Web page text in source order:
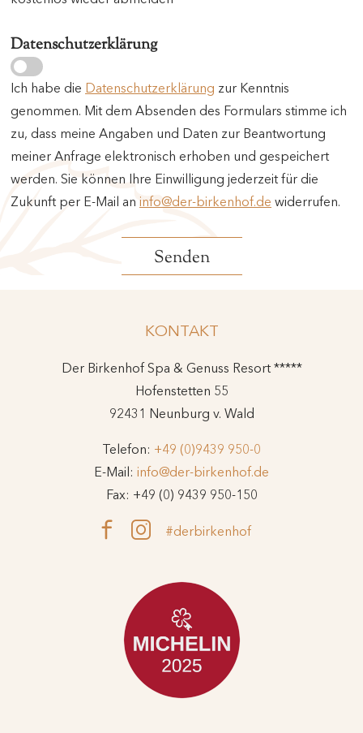
Datenschutzerklärung
Ich habe die Datenschutzerklärung zur Kenntnis
genommen. Mit dem Absenden des Formulars stimme ich
zu, dass meine Angaben und Daten zur Beantwortung
meiner Anfrage elektronisch erhoben und gespeichert
werden. Sie können Ihre Einwilligung jederzeit für die
Zukunft per E-Mail an info@der-birkenhof.de widerrufen.
KONTAKT
Der Birkenhof Spa & Genuss Resort *****
Hofenstetten 55
92431 Neunburg v. Wald
Telefon: +49 (0)9439 950-0
E-Mail: info@der-birkenhof.de
Fax: +49 (0) 9439 950-150
#derbirkenhof